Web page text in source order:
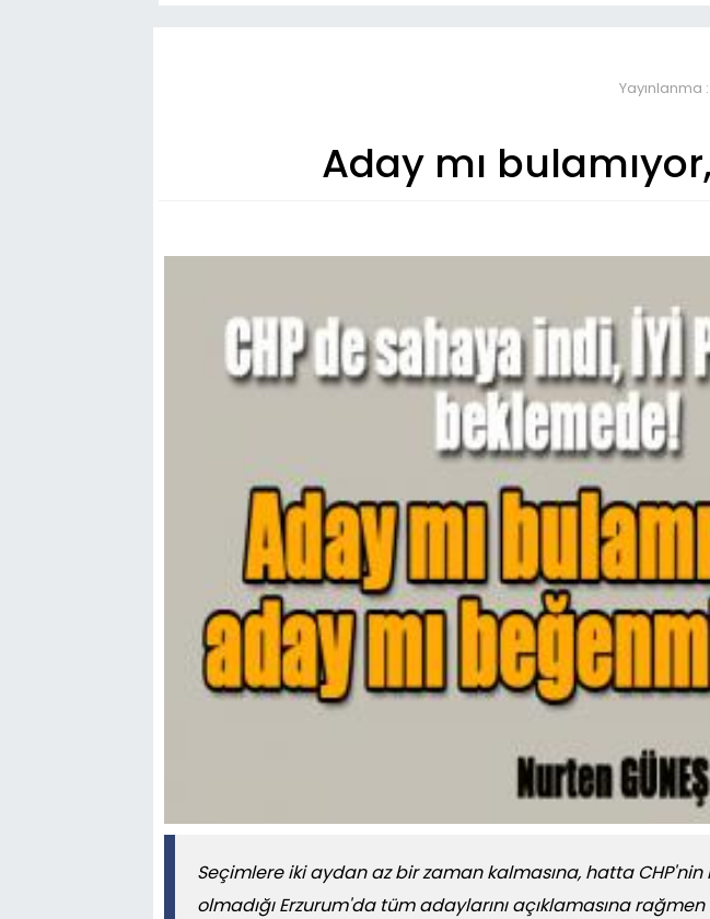
Yayınlanma
Aday mı
Seçimlere iki aydan az bir zaman kalmasına, hatta
olmadığı Erzurum'da tüm adaylarını açıklamasına